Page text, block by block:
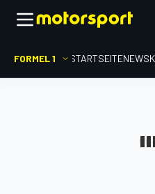
FORMEL 1 STARTSEITENEWS